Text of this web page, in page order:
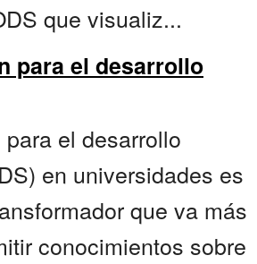
que visualiz...
para el desarrollo
el desarrollo
en universidades es
que va más
conocimientos sobre